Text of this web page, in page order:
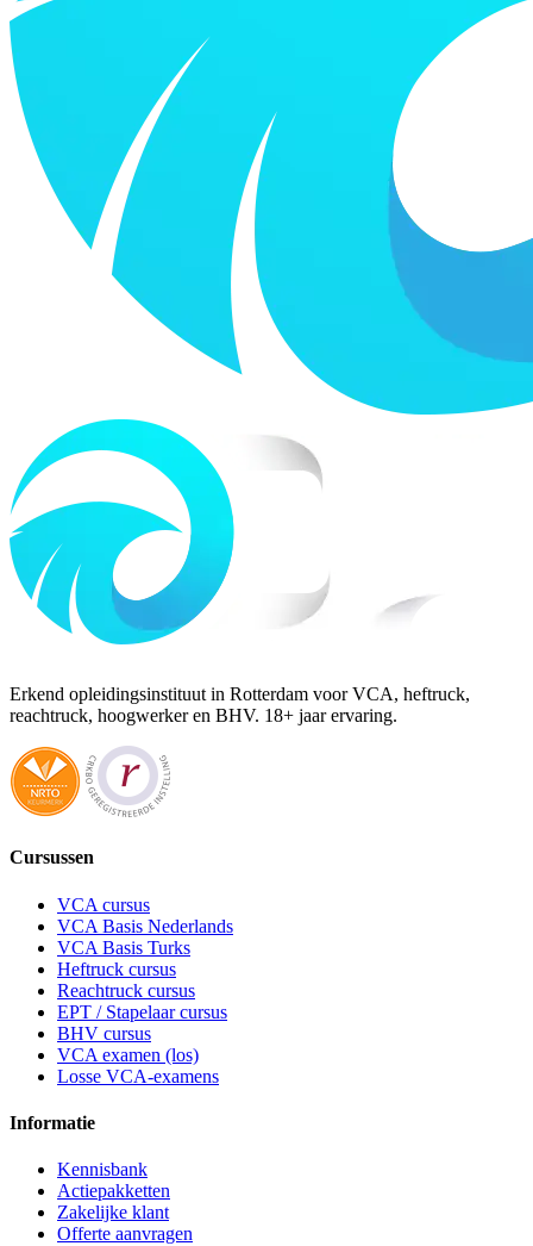
Erkend opleidingsinstituut in Rotterdam voor VCA, heftruck,
reachtruck, hoogwerker en BHV. 18+ jaar ervaring.
Cursussen
VCA cursus
VCA Basis Nederlands
VCA Basis Turks
Heftruck cursus
Reachtruck cursus
EPT / Stapelaar cursus
BHV cursus
VCA examen (los)
Losse VCA-examens
Informatie
Kennisbank
Actiepakketten
Zakelijke klant
Offerte aanvragen